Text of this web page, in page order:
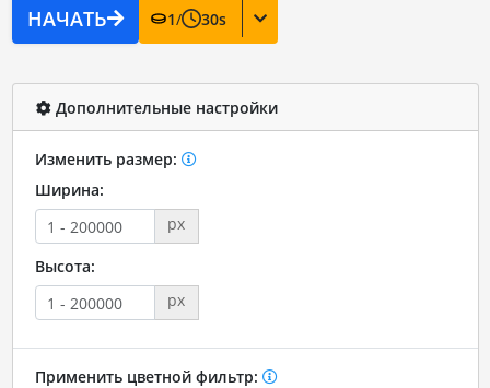
НАЧАТЬ 1/ 30s
Дополнительные настройки
Изменить размер:
Ширина:
px
Высота:
px
Применить цветной фильтр: